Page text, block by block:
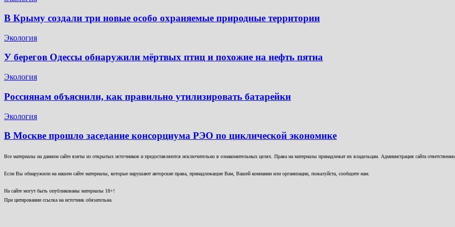
В Крыму создали три новые особо охраняемые природные территории
Экология
У берегов Одессы обнаружили мёртвых птиц и похожие на нефть пятна
Экология
Россиянам объяснили, как правильно утилизировать батарейки
Экология
В Москве прошло заседание консорциума РЭО по циклической экономике
Все материалы на данном сайте взяты из открытых источников и предоставляются исключительно в ознакомительных целях. Права на материалы принадлежат их владельцам. Администрация сайта
Если Вы обнаружили на нашем сайте материалы, которые нарушают авторские права, принадлежащие Вам, Вашей компании или организации, пожалуйста, сообщите нам.
На сайте могут быть опубликованы материалы 18+!
При цитировании ссылка на источник обязательна.